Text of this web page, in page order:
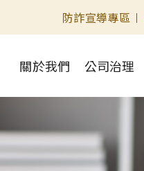
防詐宣導專區
關於我們 公司治理